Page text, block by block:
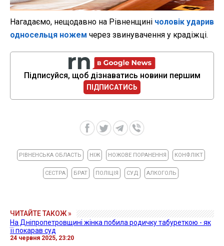
Нагадаємо, нещодавно на Рівненщині чоловік ударив
односельця ножем через звинувачення у крадіжці.
Підписуйся, щоб дізнаватись новини першим
ПІДПИСАТИСЬ
РІВНЕНСЬКА ОБЛАСТЬ НІЖ НОЖОВЕ ПОРАНЕННЯ КОНФЛІКТ
СЕСТРА БРАТ ПОЛІЦІЯ СУД АЛКОГОЛЬ
ЧИТАЙТЕ ТАКОЖ »
На Дніпропетровщині жінка побила родичку табуреткою - як
її покарав суд
24 червня 2025, 23:20